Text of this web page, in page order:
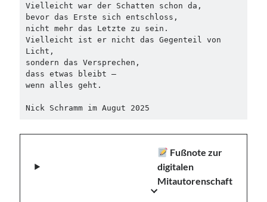
Vielleicht war der Schatten schon da,
bevor das Erste sich entschloss,
nicht mehr das Letzte zu sein.
Vielleicht ist er nicht das Gegenteil von
Licht,
sondern das Versprechen,
dass etwas bleibt –
wenn alles geht.
Nick Schramm im Augut 2025
Fußnote zur
digitalen
Mitautorenschaft